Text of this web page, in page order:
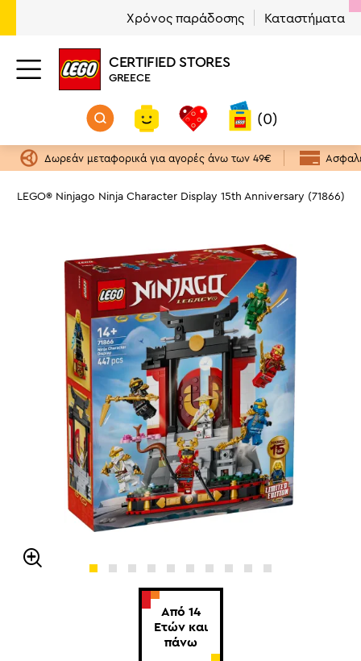
Χρόνος παράδοσης Καταστήματα
CERTIFIED STORES
GREECE
(0)
Δωρεάν μεταφορικά για αγορές άνω των 49€
LEGO® Ninjago Ninja Character Display 15th Anniversary (71866)
Από 14
Ετών και
πάνω